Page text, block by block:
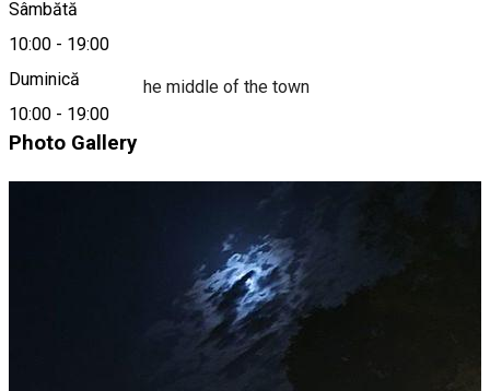
Sâmbătă
10:00 - 19:00
Duminică
10:00 - 19:00
Despre
The only pool in the middle of the town
Photo Gallery